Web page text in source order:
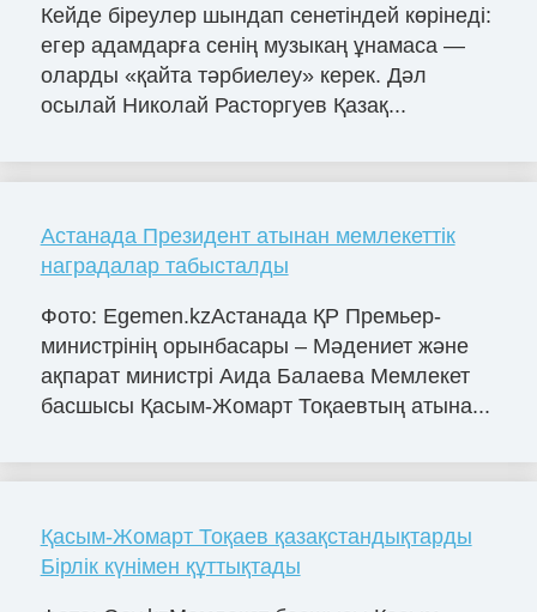
Кейде біреулер шындап сенетіндей көрінеді:
егер адамдарға сенің музыкаң ұнамаса —
оларды «қайта тәрбиелеу» керек. Дәл
осылай Николай Расторгуев Қазақ...
Астанада Президент атынан мемлекеттік
наградалар табысталды
Фото: Egemen.kzАстанада ҚР Премьер-
министрінің орынбасары – Мәдениет және
ақпарат министрі Аида Балаева Мемлекет
басшысы Қасым-Жомарт Тоқаевтың атына...
Қасым-Жомарт Тоқаев қазақстандықтарды
Бірлік күнімен құттықтады